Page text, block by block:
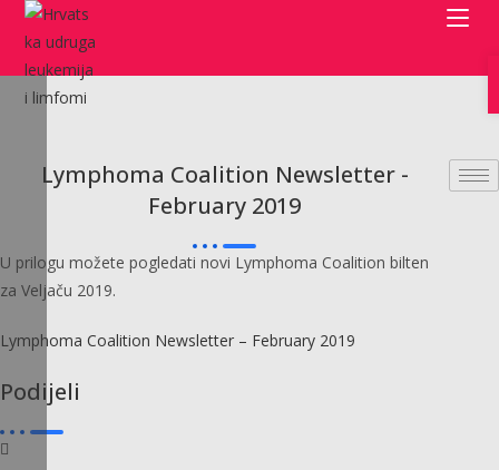
Preskoči
sadržaj
Lymphoma Coalition Newsletter -
February 2019
U prilogu možete pogledati novi Lymphoma Coalition bilten
za Veljaču 2019.
Lymphoma Coalition Newsletter – February 2019
Podijeli